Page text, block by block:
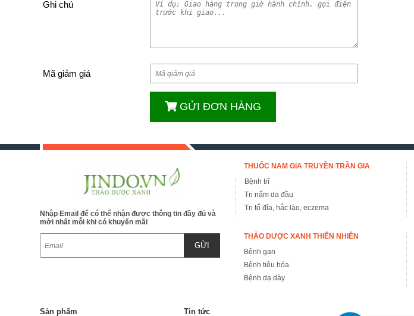
Ghi chú
Mã giảm giá
GỬI ĐƠN HÀNG
Nhập Email để có thể nhận được thông tin đầy đủ và
mới nhất mỗi khi có khuyến mãi
GỬI
THUỐC NAM GIA TRUYỀN TRẦN GIA
Bệnh trĩ
Trị nấm da đầu
Trị tổ đỉa, hắc lào, eczema
THẢO DƯỢC XANH THIÊN NHIÊN
Bệnh gan
Bệnh tiêu hóa
Bệnh dạ dày
Sản phẩm Tin tức